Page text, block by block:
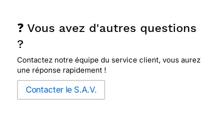
❓ Vous avez d'autres questions
?
Contactez notre équipe du service client, vous aurez
une réponse rapidement !
Contacter le S.A.V.